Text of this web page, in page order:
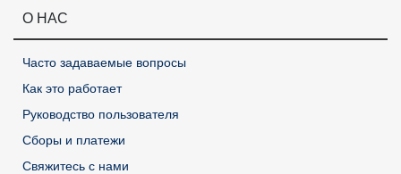
О НАС
Часто задаваемые вопросы
Как это работает
Руководство пользователя
Сборы и платежи
Свяжитесь с нами